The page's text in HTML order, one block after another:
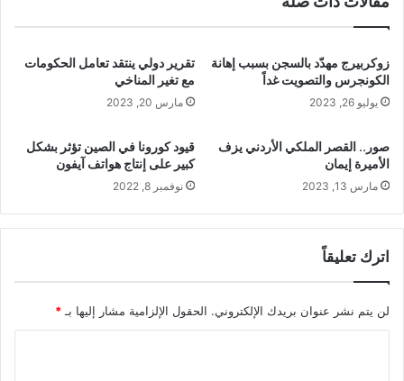
زوكربيرج مهدّد بالسجن بسبب إهانة
الكونجرس والتصويت غداً
يوليو 26, 2023
تقرير دولي ينتقد تعامل الحكومات
مع تغير المناخي
مارس 20, 2023
صور.. القصر الملكي الأردني يزف
الأميرة إيمان
مارس 13, 2023
قيود كورونا في الصين تؤثر بشكل
كبير على إنتاج هواتف آيفون
نوفمبر 8, 2022
اترك تعليقاً
لن يتم نشر عنوان بريدك الإلكتروني. الحقول الإلزامية مشار إليها بـ *